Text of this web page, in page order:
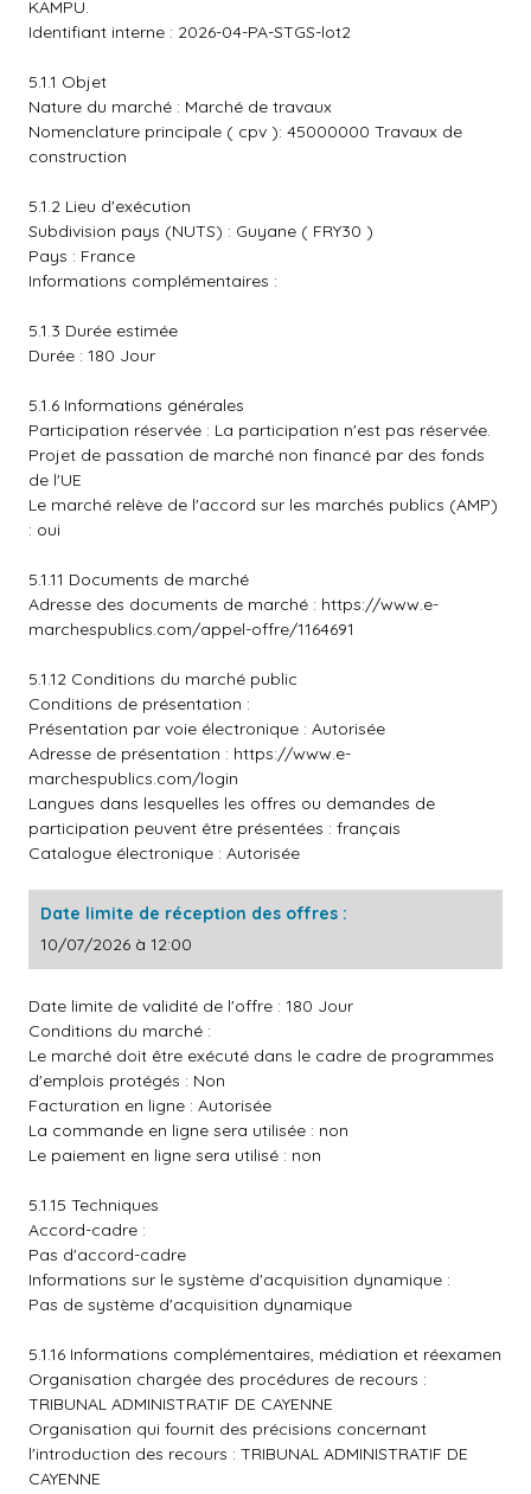
KAMPU.
Identifiant interne : 2026-04-PA-STGS-lot2
5.1.1 Objet
Nature du marché : Marché de travaux
Nomenclature principale ( cpv ): 45000000 Travaux de
construction
5.1.2 Lieu d'exécution
Subdivision pays (NUTS) : Guyane ( FRY30 )
Pays : France
Informations complémentaires :
5.1.3 Durée estimée
Durée : 180 Jour
5.1.6 Informations générales
Participation réservée : La participation n'est pas réservée.
Projet de passation de marché non financé par des fonds
de l'UE
Le marché relève de l'accord sur les marchés publics (AMP)
: oui
5.1.11 Documents de marché
Adresse des documents de marché : https://www.e-
marchespublics.com/appel-offre/1164691
5.1.12 Conditions du marché public
Conditions de présentation :
Présentation par voie électronique : Autorisée
Adresse de présentation : https://www.e-
marchespublics.com/login
Langues dans lesquelles les offres ou demandes de
participation peuvent être présentées : français
Catalogue électronique : Autorisée
Date limite de réception des offres :
10/07/2026 à 12:00
Date limite de validité de l'offre : 180 Jour
Conditions du marché :
Le marché doit être exécuté dans le cadre de programmes
d'emplois protégés : Non
Facturation en ligne : Autorisée
La commande en ligne sera utilisée : non
Le paiement en ligne sera utilisé : non
5.1.15 Techniques
Accord-cadre :
Pas d'accord-cadre
Informations sur le système d'acquisition dynamique :
Pas de système d'acquisition dynamique
5.1.16 Informations complémentaires, médiation et réexamen
Organisation chargée des procédures de recours :
TRIBUNAL ADMINISTRATIF DE CAYENNE
Organisation qui fournit des précisions concernant
l'introduction des recours : TRIBUNAL ADMINISTRATIF DE
CAYENNE